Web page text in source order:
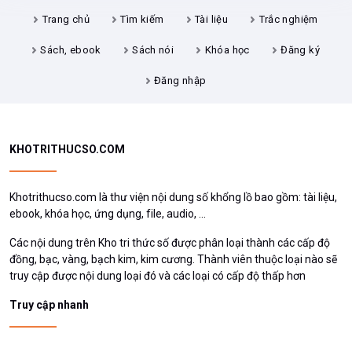
Trang chủ Tìm kiếm Tài liệu Trắc nghiệm
Sách, ebook Sách nói Khóa học Đăng ký
Đăng nhập
KHOTRITHUCSO.COM
Khotrithucso.com là thư viện nội dung số khổng lồ bao gồm: tài liệu,
ebook, khóa học, ứng dụng, file, audio, ...
Các nội dung trên Kho tri thức số được phân loại thành các cấp độ
đồng, bạc, vàng, bạch kim, kim cương. Thành viên thuộc loại nào sẽ
truy cập được nội dung loại đó và các loại có cấp độ thấp hơn
Truy cập nhanh